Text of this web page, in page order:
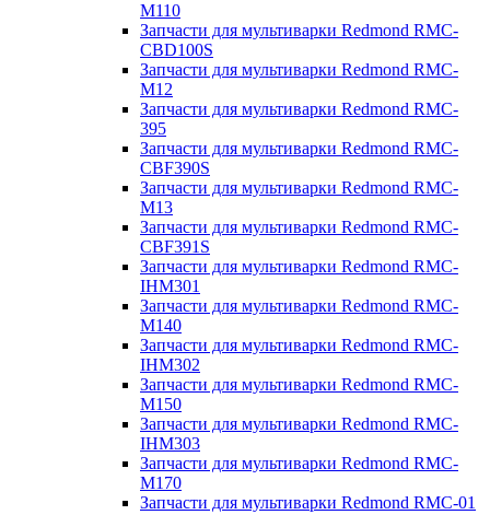
M110
Запчасти для мультиварки Redmond RMC-
CBD100S
Запчасти для мультиварки Redmond RMC-
M12
Запчасти для мультиварки Redmond RMC-
395
Запчасти для мультиварки Redmond RMC-
CBF390S
Запчасти для мультиварки Redmond RMC-
M13
Запчасти для мультиварки Redmond RMC-
CBF391S
Запчасти для мультиварки Redmond RMC-
IHM301
Запчасти для мультиварки Redmond RMC-
M140
Запчасти для мультиварки Redmond RMC-
IHM302
Запчасти для мультиварки Redmond RMC-
M150
Запчасти для мультиварки Redmond RMC-
IHM303
Запчасти для мультиварки Redmond RMC-
M170
Запчасти для мультиварки Redmond RMC-01